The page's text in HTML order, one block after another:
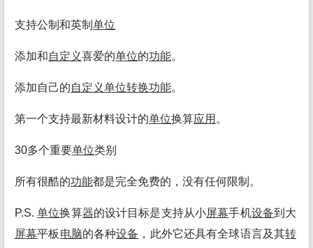
支持公制和英制 单位
添加和自定义喜爱的单位的功能。
添加自己的自定义单位转换功能。
第一个支持最新材料设计的单位换算应用 。
30多个重要单位类别
所有很酷的功能都是完全免费的，没有任何限制。
P.S.单位换算器的设计目标是支持从小屏幕手机设备到大
屏幕平板 电脑的各种设备 ，此外它还具有全球语言及其转